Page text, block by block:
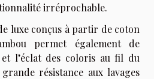
irréprochable.
luxe conçus à partir de coton
permet également de
l’éclat des coloris au fil du
résistance aux lavages